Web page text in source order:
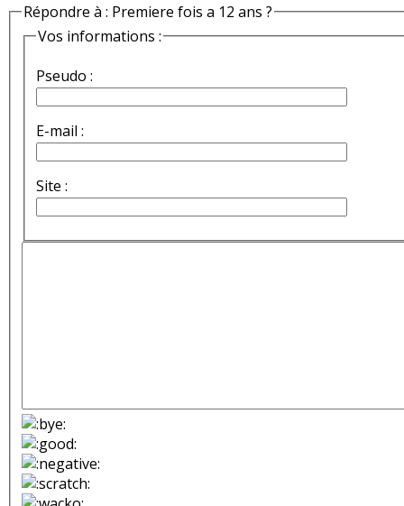
Répondre à : Premiere fois a 12 ans ?
Vos informations :
Pseudo :
E-mail :
Site :